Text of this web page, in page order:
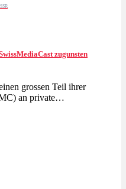
zugunsten
grossen Teil ihrer
an private…